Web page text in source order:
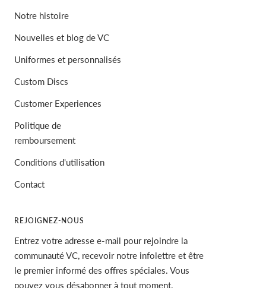
Notre histoire
Nouvelles et blog de VC
Uniformes et personnalisés
Custom Discs
Customer Experiences
Politique de
remboursement
Conditions d'utilisation
Contact
REJOIGNEZ-NOUS
Entrez votre adresse e-mail pour rejoindre la
communauté VC, recevoir notre infolettre et être
le premier informé des offres spéciales. Vous
pouvez vous désabonner à tout moment.